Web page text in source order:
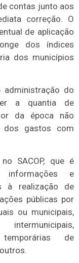
contas junto aos
correção. O
de aplicação
dos índices
dos municípios
do
a quantia de
da época não
dos gastos com
SACOP, que é
informações e
à realização de
públicas por
ou municipais,
de